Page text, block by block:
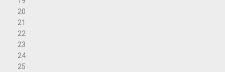
20
21
22
23
24
25